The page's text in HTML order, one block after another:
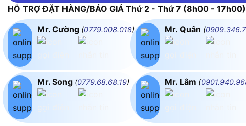
HỖ TRỢ ĐẶT HÀNG/BÁO GIÁ Thứ 2 - Thứ 7 (8h00 - 17h00)
Mr. Cường (0779.008.018)
Mr. Song (0779.68.68.19)
Mr. Quân (
Mr. Lâm (